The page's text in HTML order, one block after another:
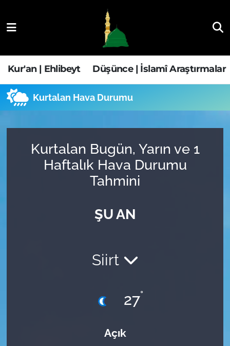
Kur'an | Ehlibeyt Düşünce | İslamî Araştırmalar
Kurtalan Hava Durumu
Kurtalan Bugün, Yarın ve 1
Haftalık Hava Durumu
Tahmini
ŞU AN
Siirt
27°
Açık
Düşünce | İslamî Araştırmalar
Ehla-Der Haber
Fıkıh | Ahkam
Hava Durumu
Trafik Durumu
Tüm Manşetler
Son Dakika Haberleri